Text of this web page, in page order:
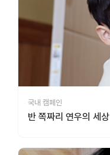
국내 캠페인
반 쪽짜리 연우의 세상